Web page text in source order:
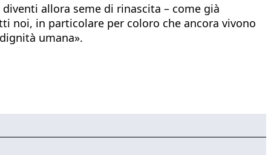
allora seme di rinascita – come già
noi, in particolare per coloro che ancora vivono
umana».